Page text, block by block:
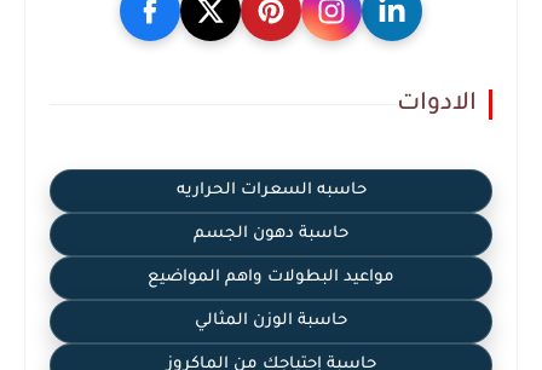
الادوات
حاسبه السعرات الحراريه
حاسبة دهون الجسم
مواعيد البطولات واهم المواضيع
حاسبة الوزن المثالي
حاسبة إحتياجك من الماكروز